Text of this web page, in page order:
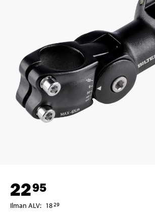
2295
Ilman ALV: 1829